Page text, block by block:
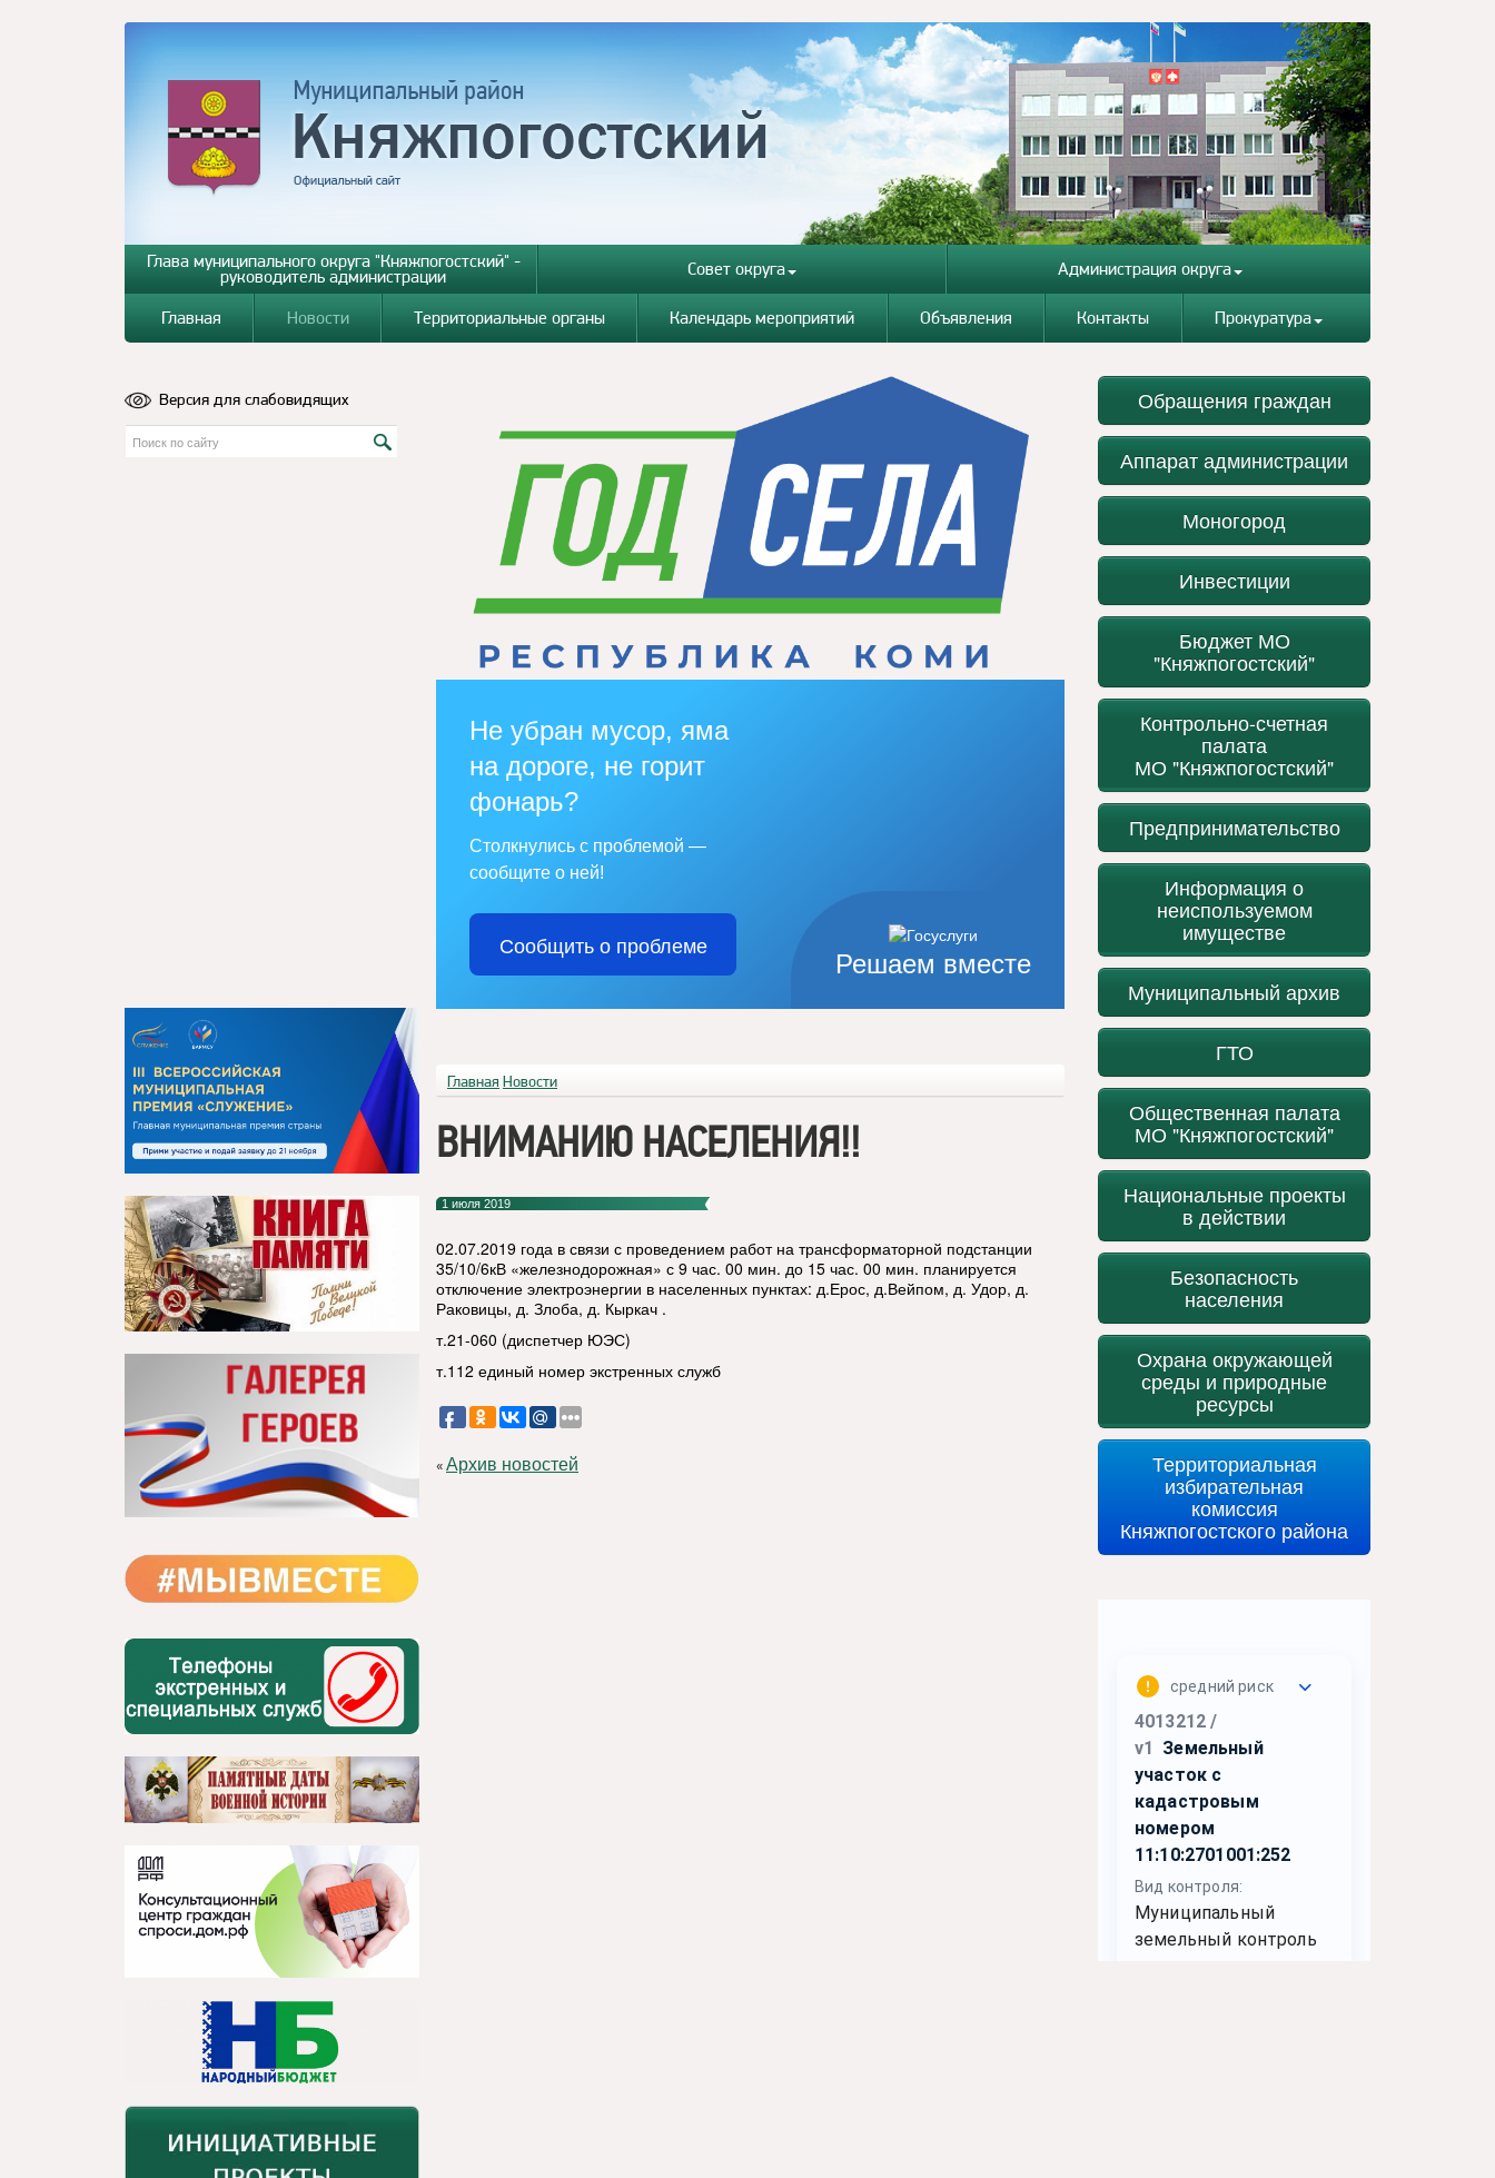
Глава муниципального округа "Княжпогостский" -
руководитель администрации Совет округа Администрация округа
Главная Новости Территориальные органы Календарь мероприятий Объявления Контакты Прокуратура
Версия для слабовидящих
Решаем вместе
Не убран мусор, яма
на дороге, не горит
фонарь?
Столкнулись с проблемой —
сообщите о ней!
Сообщить о проблеме
Главная Новости
ВНИМАНИЮ НАСЕЛЕНИЯ!!
1 июля 2019
02.07.2019 года в связи с проведением работ на трансформаторной подстанции
35/10/6кВ «железнодорожная» с 9 час. 00 мин. до 15 час. 00 мин. планируется
отключение электроэнергии в населенных пунктах: д.Ерос, д.Вейпом, д. Удор, д.
Раковицы, д. Злоба, д. Кыркач .
т.21-060 (диспетчер ЮЭС)
т.112 единый номер экстренных служб
«Архив новостей
Обращения граждан
Аппарат администрации
Моногород
Инвестиции
Бюджет МО
"Княжпогостский"
Контрольно-счетная
палата
МО "Княжпогостский"
Предпринимательство
Информация о
неиспользуемом
имуществе
Муниципальный архив
ГТО
Общественная палата
МО "Княжпогостский"
Национальные проекты
в действии
Безопасность
населения
Охрана окружающей
среды и природные
ресурсы
Территориальная
избирательная
комиссия
Княжпогостского района